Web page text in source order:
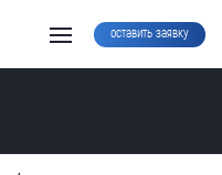
оставить заявку